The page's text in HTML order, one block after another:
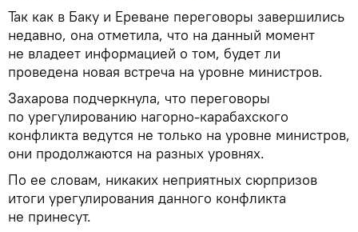
Так как в Баку и Ереване переговоры завершились
недавно, она отметила, что на данный момент
не владеет информацией о том, будет ли
проведена новая встреча на уровне министров.
Захарова подчеркнула, что переговоры
по урегулированию нагорно-карабахского
конфликта ведутся не только на уровне министров,
они продолжаются на разных уровнях.
По ее словам, никаких неприятных сюрпризов
итоги урегулирования данного конфликта
не принесут.